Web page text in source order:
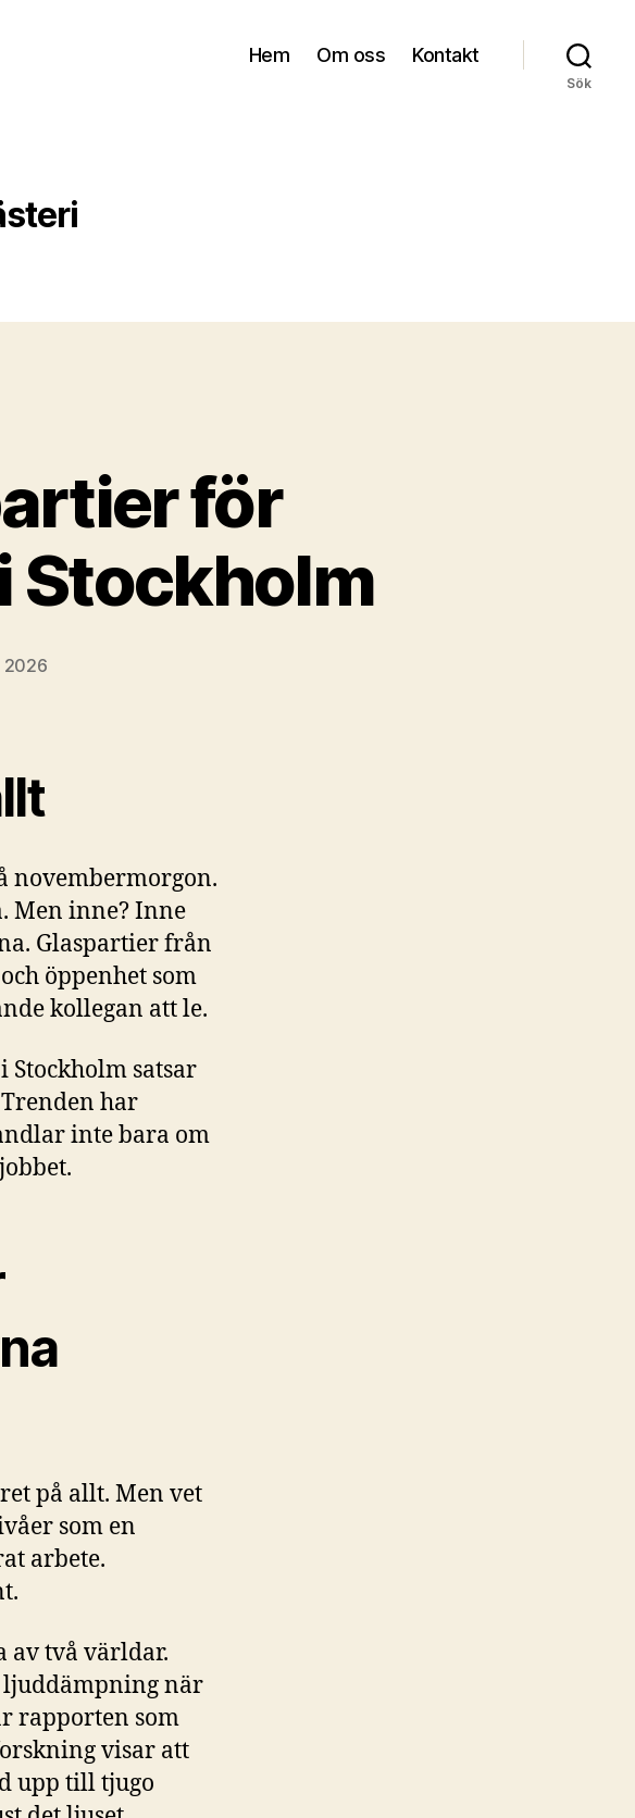
Hem Om oss Kontakt
Sök
för
Stockholm
2026
novembermorgon.
Men inne? Inne
Glaspartier från
öppenhet som
kollegan att le.
satsar
har
inte bara om
på allt. Men vet
som en
arbete.
av två världar.
ljuddämpning när
rapporten som
visar att
upp till tjugo